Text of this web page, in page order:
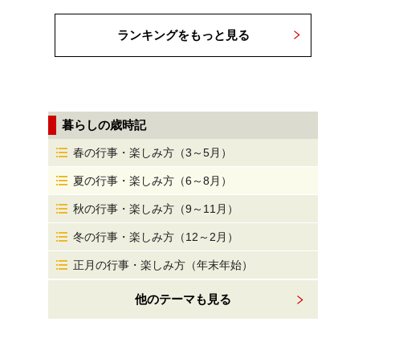
ランキングをもっと見る
暮らしの歳時記
春の行事・楽しみ方（3～5月）
夏の行事・楽しみ方（6～8月）
秋の行事・楽しみ方（9～11月）
冬の行事・楽しみ方（12～2月）
正月の行事・楽しみ方（年末年始）
他のテーマも見る